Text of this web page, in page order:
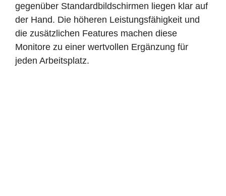
gegenüber Standardbildschirmen liegen klar auf
der Hand. Die höheren Leistungsfähigkeit und
die zusätzlichen Features machen diese
Monitore zu einer wertvollen Ergänzung für
jeden Arbeitsplatz.